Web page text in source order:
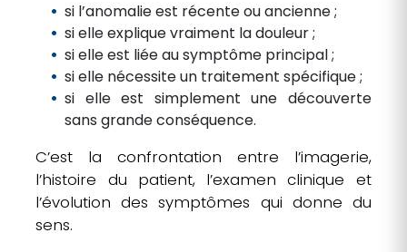
si l’anomalie est récente ou ancienne ;
si elle explique vraiment la douleur ;
si elle est liée au symptôme principal ;
si elle nécessite un traitement spécifique ;
si elle est simplement une découverte
sans grande conséquence.
C’est la confrontation entre l’imagerie,
l’histoire du patient, l’examen clinique et
l’évolution des symptômes qui donne du
sens.